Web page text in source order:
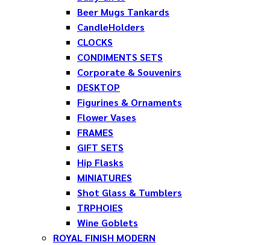
Beer Mugs Tankards
CandleHolders
CLOCKS
CONDIMENTS SETS
Corporate & Souvenirs
DESKTOP
Figurines & Ornaments
Flower Vases
FRAMES
GIFT SETS
Hip Flasks
MINIATURES
Shot Glass & Tumblers
TRPHOIES
Wine Goblets
ROYAL FINISH MODERN